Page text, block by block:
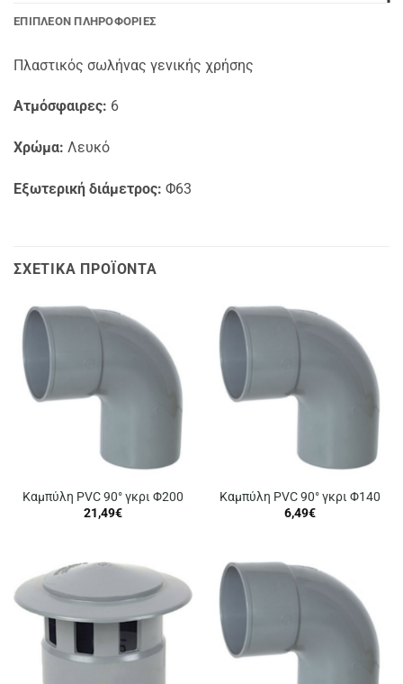
ΕΠΙΠΛΈΟΝ ΠΛΗΡΟΦΟΡΊΕΣ
Πλαστικός σωλήνας γενικής χρήσης
Ατμόσφαιρες: 6
Χρώμα: Λευκό
Εξωτερική διάμετρος: Φ63
ΣΧΕΤΙΚΆ ΠΡΟΪΌΝΤΑ
Καμπύλη PVC 90° γκρι Φ200
21,49€
Καμπύλη PVC 90° γκρι Φ140
6,49€